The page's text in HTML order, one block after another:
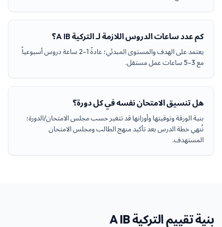
كم عدد ساعات الدروس اللازمة لـ التركية A IB؟
يعتمد على الهدف والمستوى المبدئي؛ عادةً 1-2 ساعة دروس أسبوعياً
مع 3-5 ساعات عمل مستقل.
هل تنسيق الامتحان نفسه في كل دورة؟
بنية الورقة وتوقيتها وأوزانها قد تتغير حسب مجلس الامتحان/الدورة؛
نُنهي خطة الدرس بعد تأكيد منهج الطالب ومجلس الامتحان
المستهدف.
بنية تقييم التركية A IB